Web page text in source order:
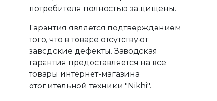
потребителя полностью защищены.
Гарантия является подтверждением
того, что в товаре отсутствуют
заводские дефекты. Заводская
гарантия предоставляется на все
товары интернет-магазина
отопительной техники "Nikhi".